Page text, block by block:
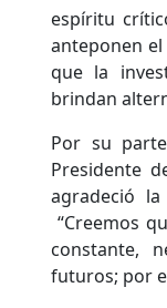
espíritu
anteponen
que la
brindan
Por su
Presidente
agradeció
“Creemos
constante,
futuros; por